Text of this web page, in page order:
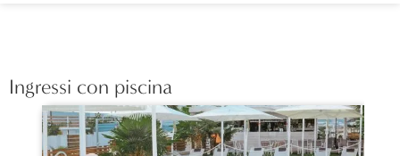
Ingressi con piscina